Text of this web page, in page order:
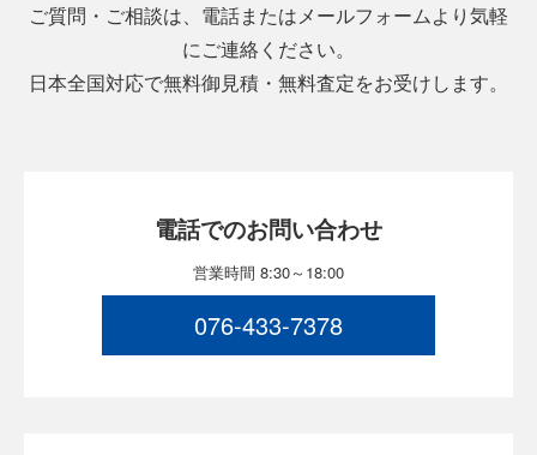
ご質問・ご相談は、電話またはメールフォームより気軽
にご連絡ください。
日本全国対応で無料御見積・無料査定をお受けします。
電話でのお問い合わせ
営業時間 8:30～18:00
076-433-7378